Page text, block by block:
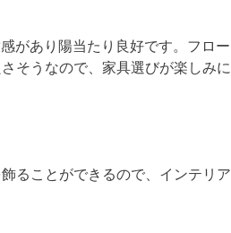
があり陽当たり良好です。フロー
そうなので、家具選びが楽しみに
ることができるので、インテリア